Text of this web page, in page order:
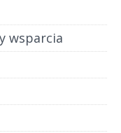
wsparcia